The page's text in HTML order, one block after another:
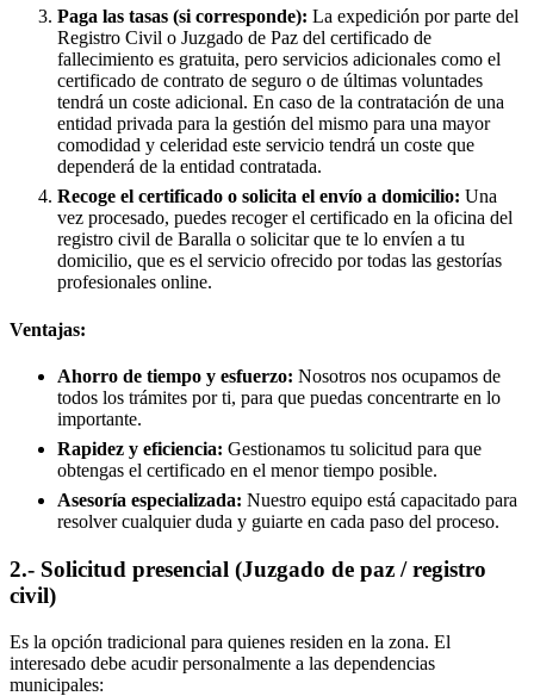
Paga las tasas (si corresponde): La expedición por parte del
Registro Civil o Juzgado de Paz del certificado de
fallecimiento es gratuita, pero servicios adicionales como el
certificado de contrato de seguro o de últimas voluntades
tendrá un coste adicional. En caso de la contratación de una
entidad privada para la gestión del mismo para una mayor
comodidad y celeridad este servicio tendrá un coste que
dependerá de la entidad contratada.
Recoge el certificado o solicita el envío a domicilio: Una
vez procesado, puedes recoger el certificado en la oficina del
registro civil de Baralla o solicitar que te lo envíen a tu
domicilio, que es el servicio ofrecido por todas las gestorías
profesionales online.
Ventajas:
Ahorro de tiempo y esfuerzo: Nosotros nos ocupamos de
todos los trámites por ti, para que puedas concentrarte en lo
importante.
Rapidez y eficiencia: Gestionamos tu solicitud para que
obtengas el certificado en el menor tiempo posible.
Asesoría especializada: Nuestro equipo está capacitado para
resolver cualquier duda y guiarte en cada paso del proceso.
2.- Solicitud presencial (Juzgado de paz / registro
civil)
Es la opción tradicional para quienes residen en la zona. El
interesado debe acudir personalmente a las dependencias
municipales: